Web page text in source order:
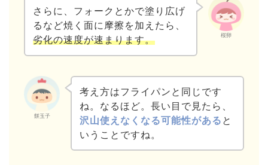
桜卵
さらに、フォークとかで塗り広げ
るなど焼く面に摩擦を加えたら、
劣化の速度が速まります。
餅玉子
考え方はフライパンと同じです
ね。なるほど。長い目で見たら、
沢山使えなくなる可能性がある と
いうことですね。